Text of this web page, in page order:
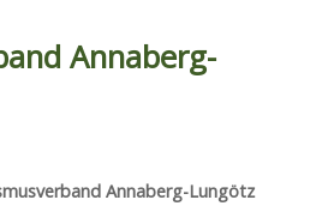
Annaberg-
Annaberg-Lungötz